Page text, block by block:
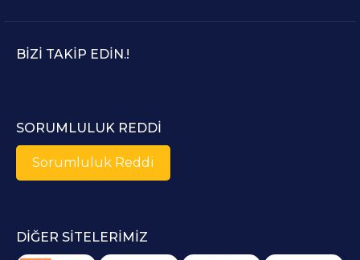
BIZI TAKIP EDIN.!
SORUMLULUK REDDI
Sorumluluk Reddi
DIĞER SITELERIMIZ